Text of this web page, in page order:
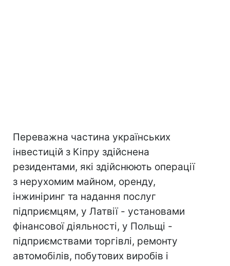
Переважна частина українських
інвестицій з Кіпру здійснена
резидентами, які здійснюють операції
з нерухомим майном, оренду,
інжиніринг та надання послуг
підприємцям, у Латвії - установами
фінансової діяльності, у Польщі -
підприємствами торгівлі, ремонту
автомобілів, побутових виробів і